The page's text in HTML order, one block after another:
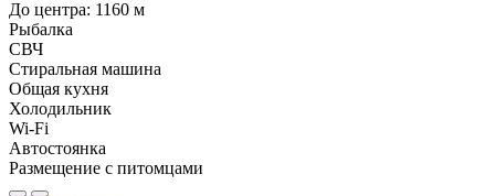
До центра: 1160 м
Рыбалка
СВЧ
Стиральная машина
Общая кухня
Холодильник
Wi-Fi
Автостоянка
Размещение с питомцами